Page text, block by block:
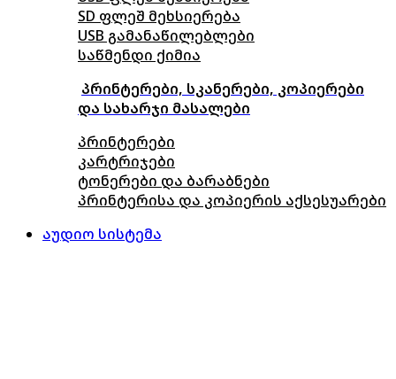
SD ფლეშ მეხსიერება
USB გამანაწილებლები
საწმენდი ქიმია
პრინტერები, სკანერები, კოპიერები
და სახარჯი მასალები
პრინტერები
კარტრიჯები
ტონერები და ბარაბნები
პრინტერისა და კოპიერის აქსესუარები
აუდიო სისტემა